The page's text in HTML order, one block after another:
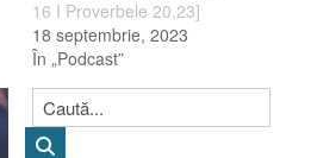
16 I Proverbele 20.23]
18 septembrie, 2023
În „Podcast”